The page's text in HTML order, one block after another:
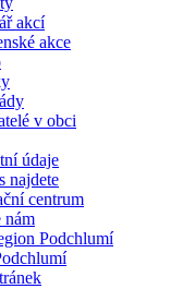
akcí
akce
v obci
údaje
najdete
centrum
nám
Podchlumí